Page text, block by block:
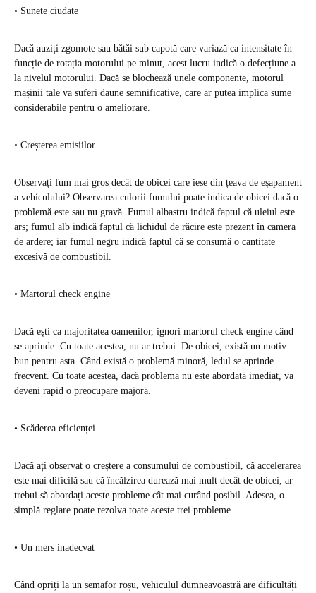
• Sunete ciudate
Dacă auziți zgomote sau bătăi sub capotă care variază ca intensitate în
funcție de rotația motorului pe minut, acest lucru indică o defecțiune a
la nivelul motorului. Dacă se blochează unele componente, motorul
mașinii tale va suferi daune semnificative, care ar putea implica sume
considerabile pentru o ameliorare.
• Creșterea emisiilor
Observați fum mai gros decât de obicei care iese din țeava de eșapament
a vehiculului? Observarea culorii fumului poate indica de obicei dacă o
problemă este sau nu gravă. Fumul albastru indică faptul că uleiul este
ars; fumul alb indică faptul că lichidul de răcire este prezent în camera
de ardere; iar fumul negru indică faptul că se consumă o cantitate
excesivă de combustibil.
• Martorul check engine
Dacă ești ca majoritatea oamenilor, ignori martorul check engine când
se aprinde. Cu toate acestea, nu ar trebui. De obicei, există un motiv
bun pentru asta. Când există o problemă minoră, ledul se aprinde
frecvent. Cu toate acestea, dacă problema nu este abordată imediat, va
deveni rapid o preocupare majoră.
• Scăderea eficienței
Dacă ați observat o creștere a consumului de combustibil, că accelerarea
este mai dificilă sau că încălzirea durează mai mult decât de obicei, ar
trebui să abordați aceste probleme cât mai curând posibil. Adesea, o
simplă reglare poate rezolva toate aceste trei probleme.
• Un mers inadecvat
Când opriți la un semafor roșu, vehiculul dumneavoastră are dificultăți